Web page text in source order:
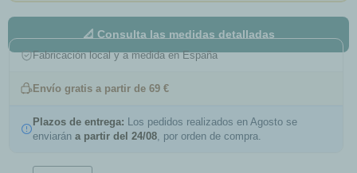
📐 Consulta las medidas detalladas
Fabricación local y a medida en España
Envío gratis a partir de 69 €
Plazos de entrega: Los pedidos realizados en Agosto se
enviarán a partir del 24/08 , por orden de compra.